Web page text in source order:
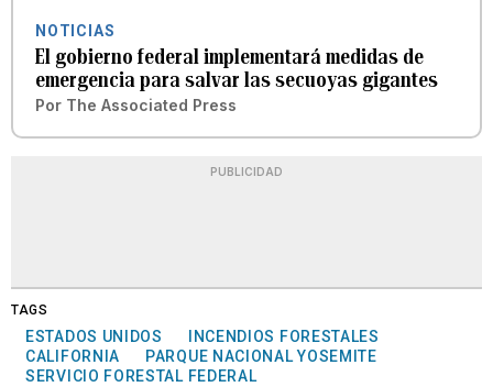
NOTICIAS
El gobierno federal implementará medidas de
emergencia para salvar las secuoyas gigantes
Por The Associated Press
PUBLICIDAD
TAGS
ESTADOS UNIDOS
INCENDIOS FORESTALES
CALIFORNIA
PARQUE NACIONAL YOSEMITE
SERVICIO FORESTAL FEDERAL